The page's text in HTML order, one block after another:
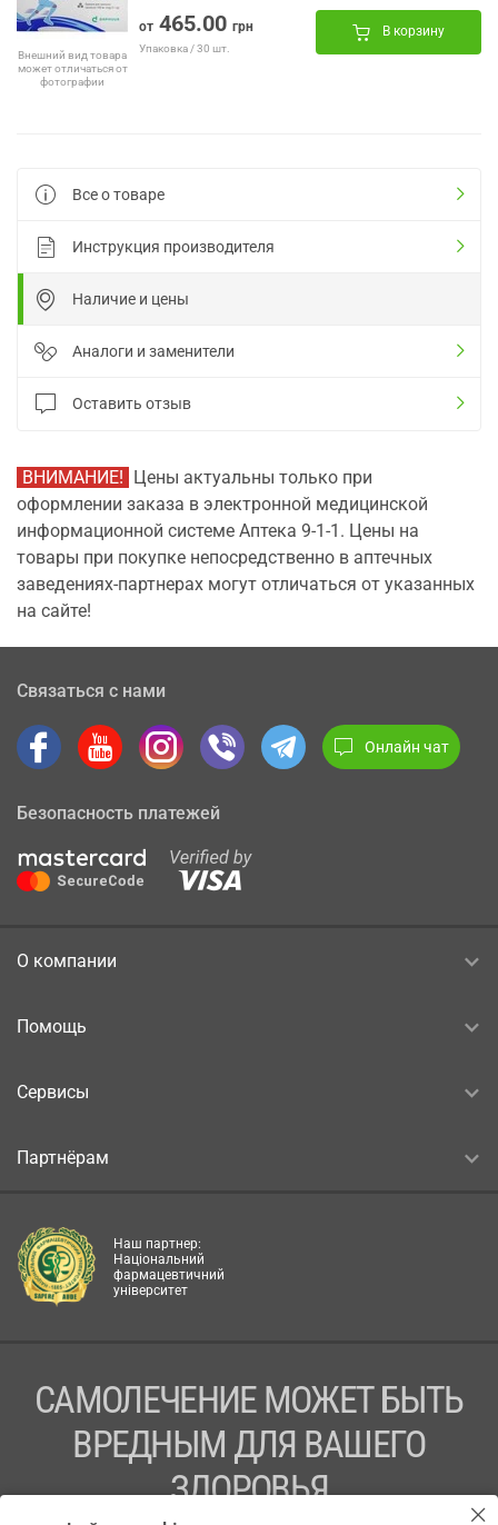
Внешний вид товара
может отличаться от
фотографии
от 465.00 грн
Упаковка / 30 шт.
В корзину
Все о товаре
Инструкция производителя
Наличие и цены
Аналоги и заменители
Оставить отзыв
ВНИМАНИЕ! Цены актуальны только при
оформлении заказа в электронной медицинской
информационной системе Аптека 9-1-1. Цены на
товары при покупке непосредственно в аптечных
заведениях-партнерах могут отличаться от указанных
на сайте!
Связаться с нами
Онлайн чат
Безопасность платежей
О компании
Помощь
Сервисы
Партнёрам
Наш партнер:
Національний
фармацевтичний
університет
САМОЛЕЧЕНИЕ МОЖЕТ БЫТЬ
ВРЕДНЫМ ДЛЯ ВАШЕГО
ЗДОРОВЬЯ